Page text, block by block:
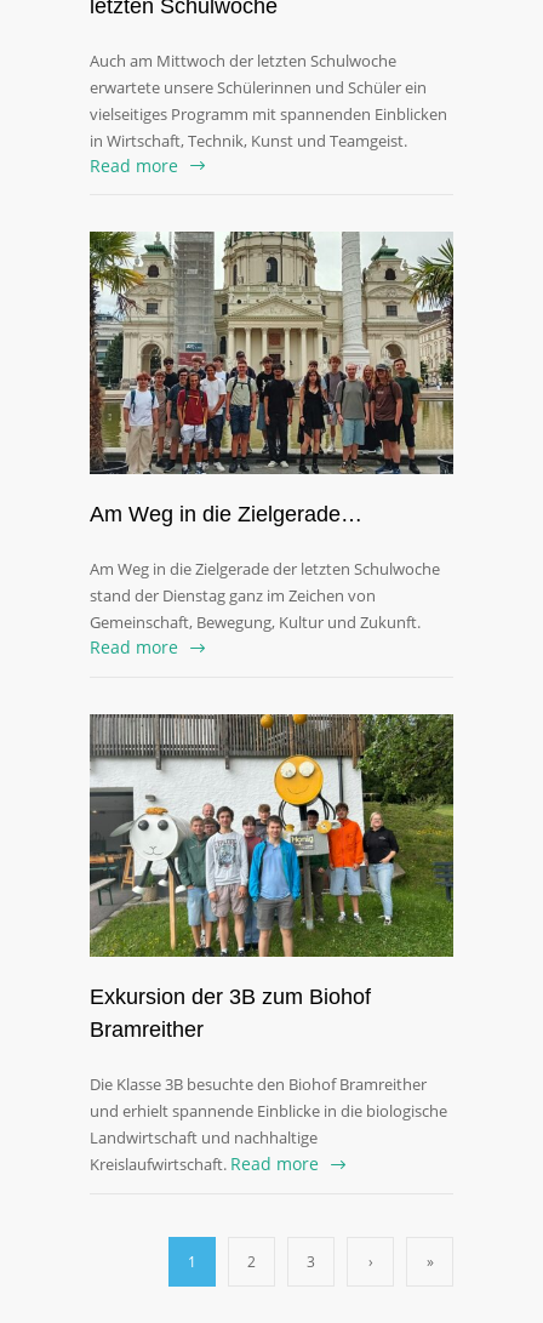
letzten Schulwoche
Auch am Mittwoch der letzten Schulwoche
erwartete unsere Schülerinnen und Schüler ein
vielseitiges Programm mit spannenden Einblicken
in Wirtschaft, Technik, Kunst und Teamgeist.
Read more
Am Weg in die Zielgerade…
Am Weg in die Zielgerade der letzten Schulwoche
stand der Dienstag ganz im Zeichen von
Gemeinschaft, Bewegung, Kultur und Zukunft.
Read more
Exkursion der 3B zum Biohof
Bramreither
Die Klasse 3B besuchte den Biohof Bramreither
und erhielt spannende Einblicke in die biologische
Landwirtschaft und nachhaltige
Kreislaufwirtschaft. Read more
1 2 3 › »